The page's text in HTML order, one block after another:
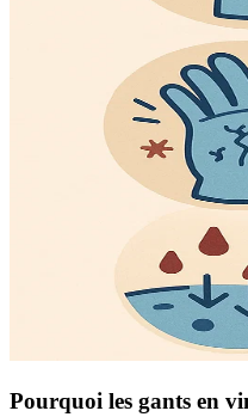
Pourquoi les gants en